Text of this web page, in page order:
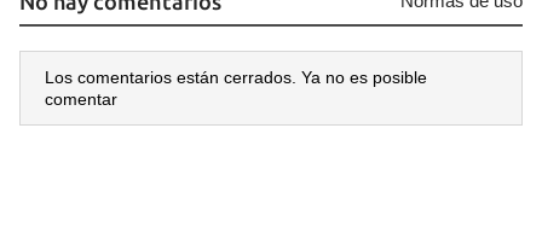
Los comentarios están cerrados. Ya no es posible
comentar